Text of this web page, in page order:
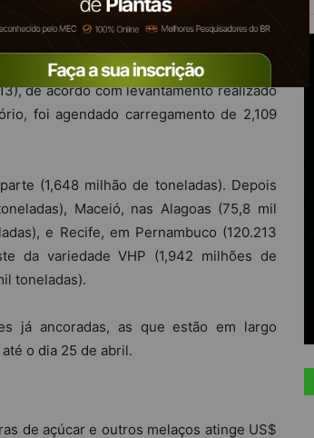
brasileiros estava em 57 na semana
de acordo com levantamento realizado
foi agendado carregamento de 2,109
(1,648 milhão de toneladas). Depois
Maceió, nas Alagoas (75,8 mil
e Recife, em Pernambuco (120.213
da variedade VHP (1,942 milhões de
toneladas).
já ancoradas, as que estão em largo
o dia 25 de abril.
de açúcar e outros melaços atinge US$